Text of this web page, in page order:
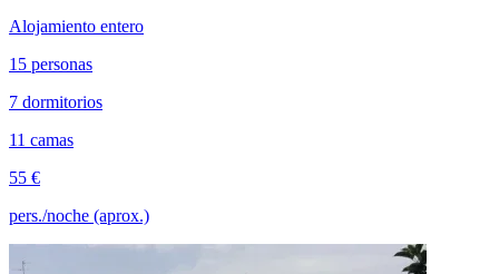
Alojamiento entero
15 personas
7 dormitorios
11 camas
55 €
pers./noche (aprox.)